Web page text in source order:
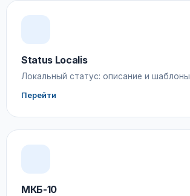
Status Localis
Локальный статус: описание и шаблоны
Перейти
МКБ-10